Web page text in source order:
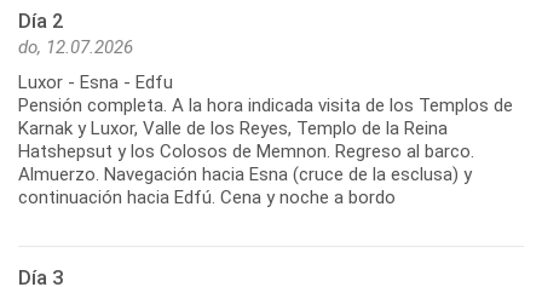
Día 2
do, 12.07.2026
Luxor - Esna - Edfu
Pensión completa. A la hora indicada visita de los Templos de
Karnak y Luxor, Valle de los Reyes, Templo de la Reina
Hatshepsut y los Colosos de Memnon. Regreso al barco.
Almuerzo. Navegación hacia Esna (cruce de la esclusa) y
continuación hacia Edfú. Cena y noche a bordo
Día 3